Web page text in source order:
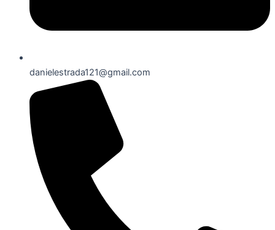
danielestrada121@gmail.com